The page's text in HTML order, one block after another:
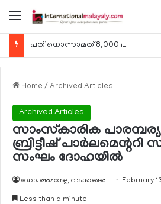
Menu
Home / Archived Articles
Archived Articles
സാംസ്‌കാരിക
ബ്രിട്ടീഷ് പാര്‍ലമെന്ററി
സംഘം ദോഹയില്‍
ഡോ. അമാനുല്ല വടക്കാങ്ങര February
Less than a minute